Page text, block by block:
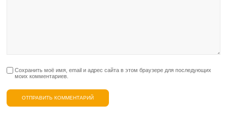
Сохранить моё имя, email и адрес сайта в этом браузере для последующих
моих комментариев.